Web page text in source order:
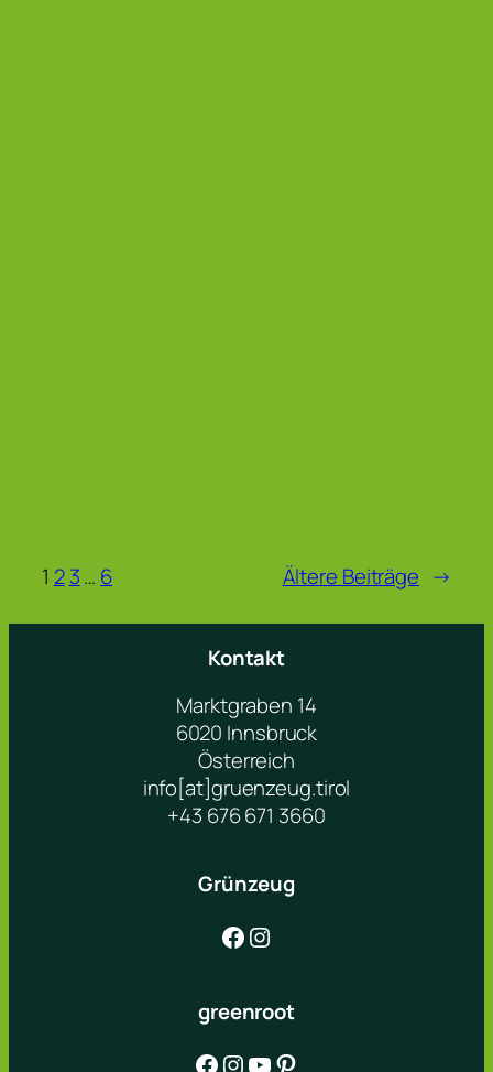
1 2 3… 6 Ältere Beiträge →
Kontakt
Marktgraben 14
6020 Innsbruck
Österreich
info[at]gruenzeug.tirol
+43 676 671 3660
Grünzeug
Facebook Instagram
greenroot
Facebook Instagram YouTube Pinterest